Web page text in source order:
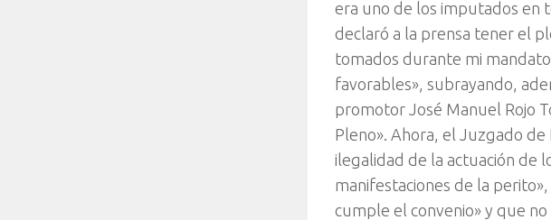
era uno de los imputados en
declaró a la prensa tener el
tomados durante mi
favorables», subrayando,
promotor José Manuel Rojo
Pleno». Ahora, el Juzgado
ilegalidad de la actuación de
manifestaciones de la
cumple el convenio» y que